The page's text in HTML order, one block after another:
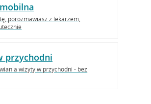
porozmawiasz z lekarzem,
przychodni
wizyty w przychodni - bez